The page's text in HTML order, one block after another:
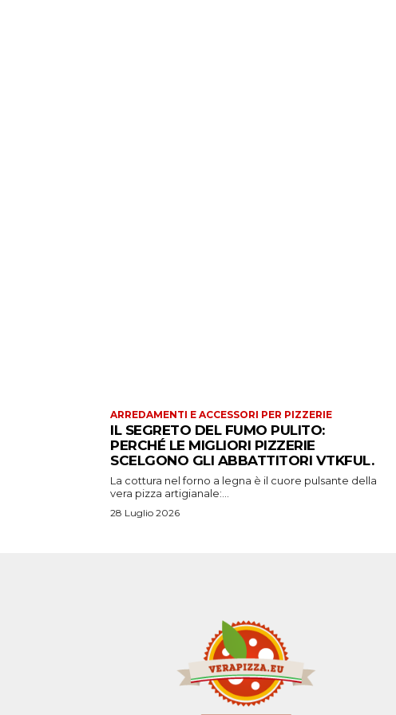
ARREDAMENTI E ACCESSORI PER PIZZERIE
IL SEGRETO DEL FUMO PULITO:
PERCHÉ LE MIGLIORI PIZZERIE
SCELGONO GLI ABBATTITORI VTKFUL.
La cottura nel forno a legna è il cuore pulsante della
vera pizza artigianale:...
28 Luglio 2026